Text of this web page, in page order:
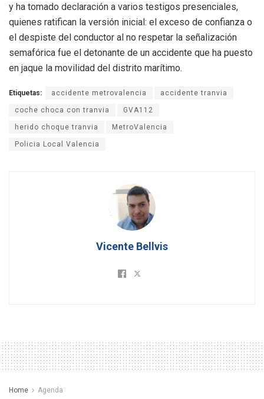
y ha tomado declaración a varios testigos presenciales,
quienes ratifican la versión inicial: el exceso de confianza o
el despiste del conductor al no respetar la señalización
semafórica fue el detonante de un accidente que ha puesto
en jaque la movilidad del distrito marítimo.
Etiquetas: accidente metrovalencia accidente tranvia
coche choca con tranvia GVA112
herido choque tranvia MetroValencia
Policia Local Valencia
Vicente Bellvis
Home Agenda